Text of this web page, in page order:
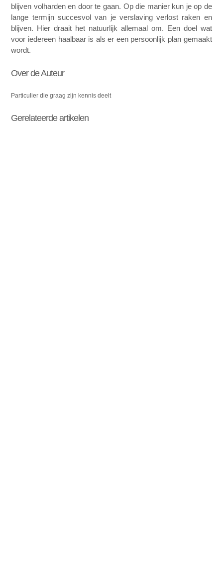
blijven volharden en door te gaan. Op die manier kun je op de
lange termijn succesvol van je verslaving verlost raken en
blijven. Hier draait het natuurlijk allemaal om. Een doel wat
voor iedereen haalbaar is als er een persoonlijk plan gemaakt
wordt.
Over de Auteur
Particulier die graag zijn kennis deelt
Gerelateerde artikelen